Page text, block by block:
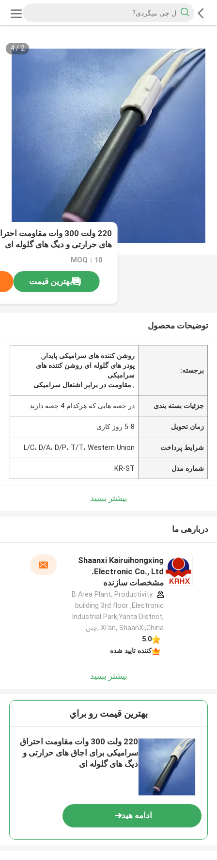
2
/
4
220 ولت 300 وات
های حرارتی و دیگ های گلوله ای
MOQ：10
بهترین قیمت
توضیحات محصول
برجسته:
روشن کننده های سرامیکی پایدار ,
پودر های گلوله ای روشن کننده های
سرامیکی
, مقاومت در برابر اشتعال سرامیکی
جزئیات بسته بندی در جعبه هایی که هرکدام 4 جعبه دارند
زمان تحویل 5-8 روز کاری
شرایط پرداخت L/C، D/A، D/P، T/T، Western Union
شماره مدل KR-ST
بیشتر ببینید
دربارهی ما
Shaanxi Kairuihongxing
Electronic Co., Ltd.
مشخصات سازنده
B Area Plant, Productivity
building 3rd floor ,Electronic
Industrial Park,Yanta District,
Xi'an, ShaanXi,China ,چین
5.0
کننده تایید شده
بیشتر ببینید
بهترين قيمت رو براي
220 ولت 300 وات مقاومت احتراق
سرامیکی برای اجاق های حرارتی و
دیگ های گلوله ای
ادامه هید